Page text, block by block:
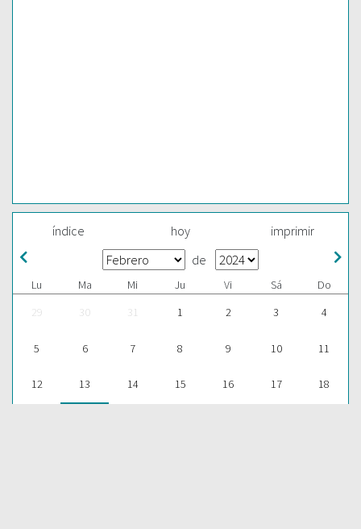
índice hoy imprimir
de
Lu Ma Mi Ju Vi Sá
Do
29
30 31 1 2 3 4
5 6 7 8 9 10 11
12 13 14 15 16 17 18